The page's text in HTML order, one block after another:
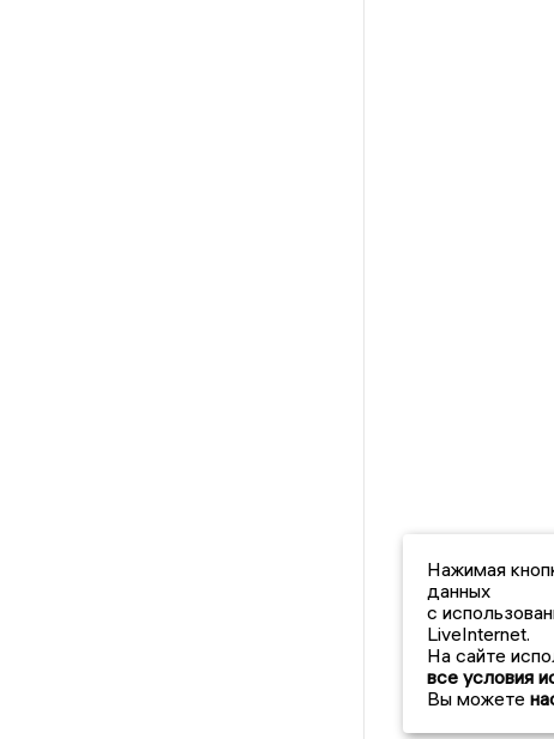
Нажимая
данных
с
LiveInternet.
На сайте
все условия
Вы можете